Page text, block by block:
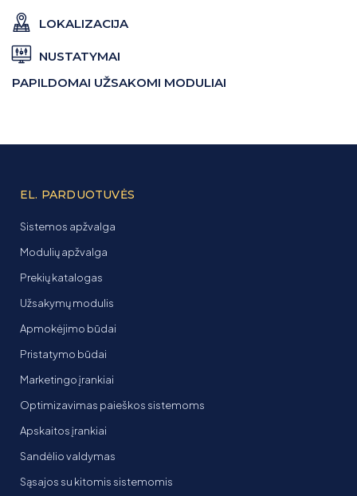
LOKALIZACIJA
NUSTATYMAI
PAPILDOMAI UŽSAKOMI MODULIAI
EL. PARDUOTUVĖS
Sistemos apžvalga
Modulių apžvalga
Prekių katalogas
Užsakymų modulis
Apmokėjimo būdai
Pristatymo būdai
Marketingo įrankiai
Optimizavimas paieškos sistemoms
Apskaitos įrankiai
Sandėlio valdymas
Sąsajos su kitomis sistemomis